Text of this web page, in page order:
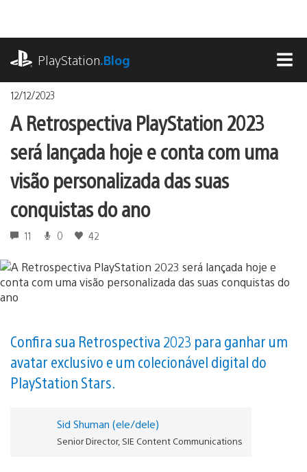
o
conteúdo
PlayStation.Blog
12/12/2023
A Retrospectiva PlayStation 2023
será lançada hoje e conta com uma
visão personalizada das suas
conquistas do ano
11 0 42
Confira sua Retrospectiva 2023 para ganhar um
avatar exclusivo e um colecionável digital do
PlayStation Stars.
Sid Shuman (ele/dele)
Senior Director, SIE Content Communications